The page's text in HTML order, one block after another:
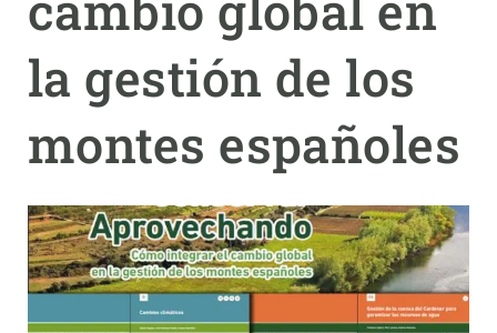
la gestión de los
montes españoles